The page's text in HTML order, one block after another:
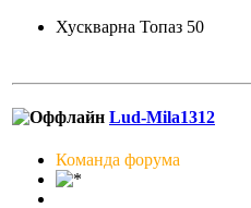
Хускварна Топаз 50
Lud-Mila1312
Команда форума